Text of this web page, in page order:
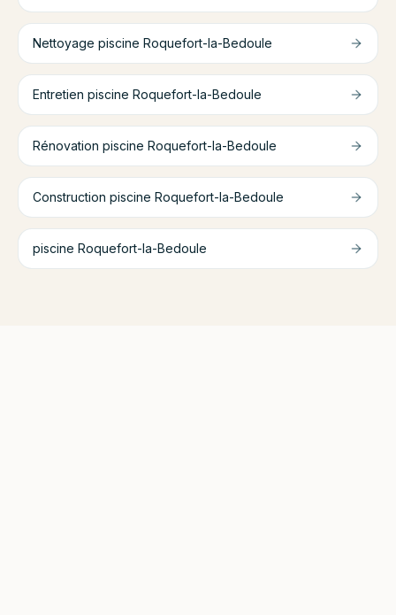
Nettoyage piscine Roquefort-la-Bedoule
Entretien piscine Roquefort-la-Bedoule
Rénovation piscine Roquefort-la-Bedoule
Construction piscine Roquefort-la-Bedoule
piscine Roquefort-la-Bedoule